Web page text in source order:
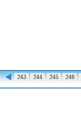
◀
242 243 244 245 246